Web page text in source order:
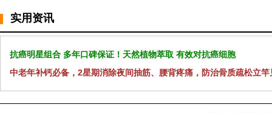
实用资讯
抗癌明星组合 多年口碑保证！天然植物萃取 有效对抗癌细胞
中老年补钙必备，2星期消除夜间抽筋、腰背疼痛，防治骨质疏松立竿